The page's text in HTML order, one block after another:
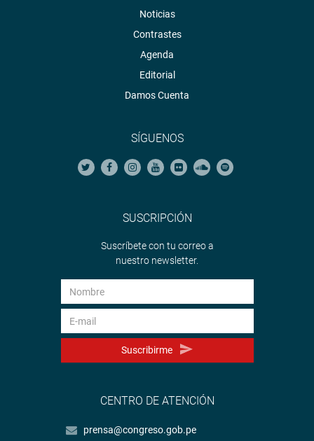
Noticias
Contrastes
Agenda
Editorial
Damos Cuenta
SÍGUENOS
SUSCRIPCIÓN
Suscríbete con tu correo a
nuestro newsletter.
Suscribirme
CENTRO DE ATENCIÓN
prensa@congreso.gob.pe